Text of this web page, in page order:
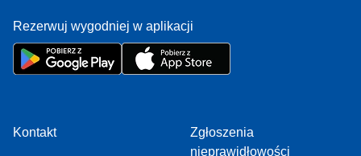
Rezerwuj wygodniej w aplikacji
Kontakt
Zgłoszenia
nieprawidłowości